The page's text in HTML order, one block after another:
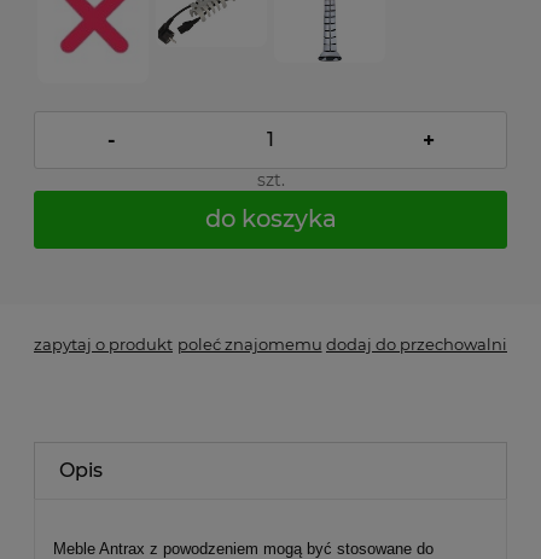
- +
szt.
do koszyka
zapytaj o produkt poleć znajomemu dodaj do przechowalni
Opis
Meble Antrax z powodzeniem mogą być stosowane do